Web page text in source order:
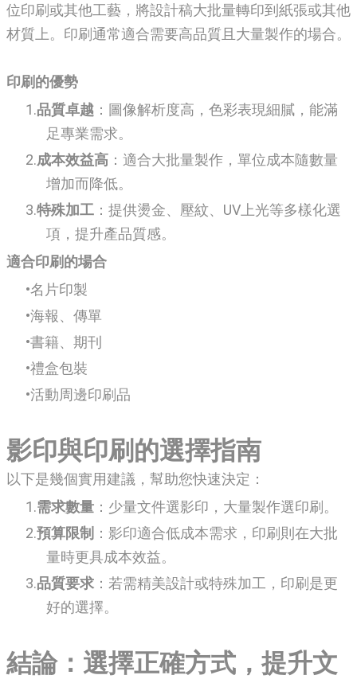
位印刷或其他工藝，將設計稿大批量轉印到紙張或其他
材質上。印刷通常適合需要高品質且大量製作的場合。
印刷的優勢
品質卓越 ：圖像解析度高，色彩表現細膩，能滿
足專業需求。
成本效益高 ：適合大批量製作，單位成本隨數量
增加而降低。
特殊加工 ：提供燙金、壓紋、UV上光等多樣化選
項，提升產品質感。
適合印刷的場合
名片印製
海報、傳單
書籍、期刊
禮盒包裝
活動周邊印刷品
影印與印刷的選擇指南
以下是幾個實用建議，幫助您快速決定：
需求數量 ：少量文件選影印，大量製作選印刷。
預算限制 ：影印適合低成本需求，印刷則在大批
量時更具成本效益。
品質要求 ：若需精美設計或特殊加工，印刷是更
好的選擇。
結論：選擇正確方式，提升文